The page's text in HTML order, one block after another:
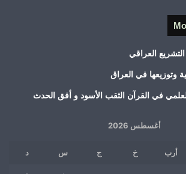
العراقي
وتوزيعها في العراق
في القرآن الثقب الأسود و أفق الحدث
أغسطس 2026
أرب خ ج س د